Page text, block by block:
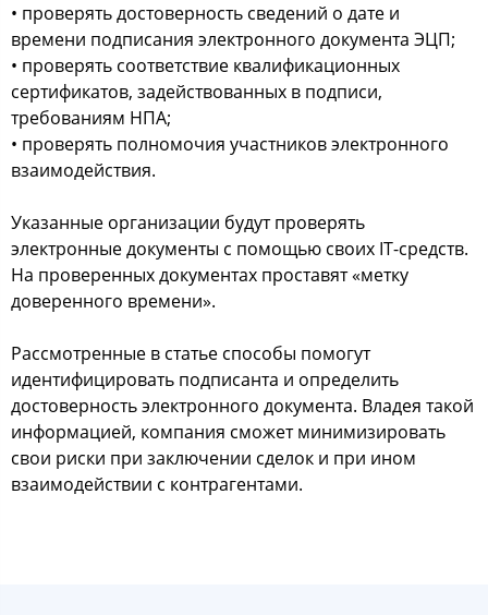
• проверять достоверность сведений о дате и
времени подписания электронного документа ЭЦП;
• проверять соответствие квалификационных
сертификатов, задействованных в подписи,
требованиям НПА;
• проверять полномочия участников электронного
взаимодействия.
Указанные организации будут проверять
электронные документы с помощью своих IT-средств.
На проверенных документах проставят «метку
доверенного времени».
Рассмотренные в статье способы помогут
идентифицировать подписанта и определить
достоверность электронного документа. Владея такой
информацией, компания сможет минимизировать
свои риски при заключении сделок и при ином
взаимодействии с контрагентами.